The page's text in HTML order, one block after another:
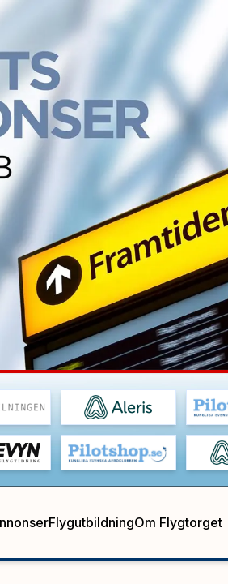
FlygutbildningOm Flygtorget